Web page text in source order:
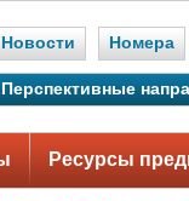
Новости Номера
Перспективные
Ресурсы